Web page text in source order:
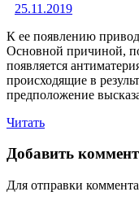
25.11.2019
К ее появлению
Основной причиной,
появляется
происходящие в
предположение
Читать
Добавить
Для отправки